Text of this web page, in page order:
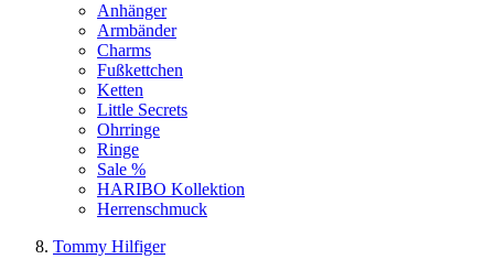
Anhänger
Armbänder
Charms
Fußkettchen
Ketten
Little Secrets
Ohrringe
Ringe
Sale %
HARIBO Kollektion
Herrenschmuck
Tommy Hilfiger